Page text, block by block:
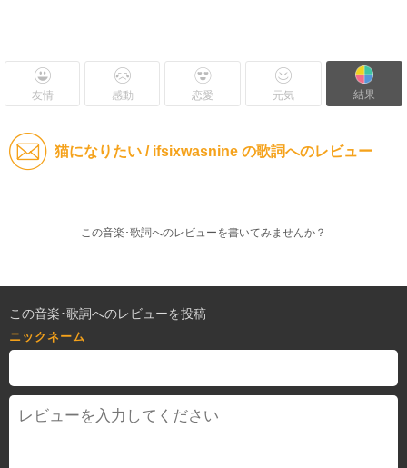
友情 感動 恋愛 元気 結果
猫になりたい / ifsixwasnine の歌詞へのレビュー
この音楽･歌詞へのレビューを書いてみませんか？
この音楽･歌詞へのレビューを投稿
ニックネーム